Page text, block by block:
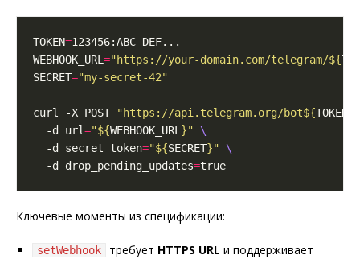
TOKEN=
WEBHOOK_URL ="https://your-domain.com/telegram/${
SECRET="my-secret-42"
curl -X POST "https://api.telegram.org/bot${TOKEN
  -d url
="${WEBHOOK_URL }"
  -d secret_token
="${SECRET}"
  -d drop_pending_updates
=
Ключевые моменты из спецификации:
setWebhook требует HTTPS URL и поддерживает